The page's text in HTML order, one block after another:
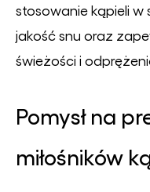
stosowanie kąpieli
jakość snu oraz
świeżości i
Pomysł na
miłośników